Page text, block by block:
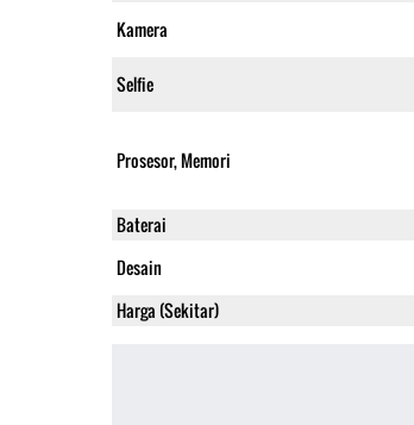
Kamera
Selfie
Prosesor, Memori
Baterai
Desain
Harga (Sekitar)